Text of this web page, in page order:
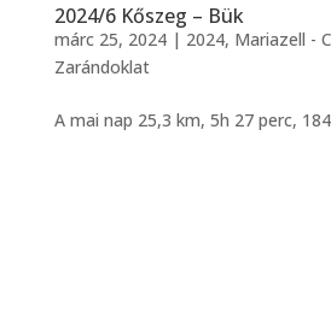
2024/6 Kőszeg – Bük
márc 25, 2024| 2024, Mariazell -
Zarándoklat
A mai nap 25,3 km, 5h 27 perc,